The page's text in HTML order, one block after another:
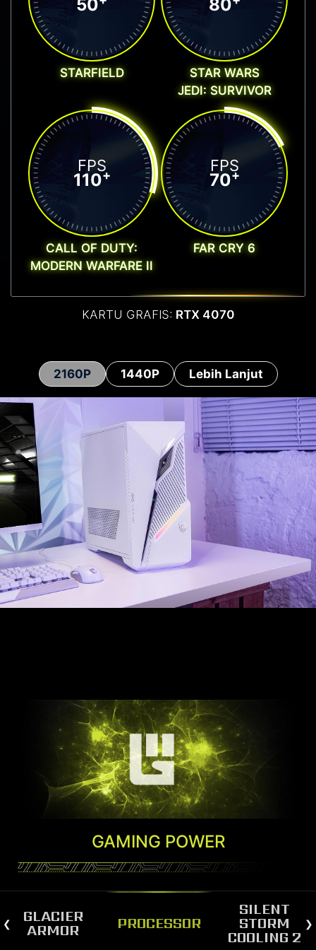
50
STARFIELD
80
STAR WARS
JEDI: SURVIVOR
FPS
110+
CALL OF DUTY:
MODERN WARFARE II
FPS
70+
FAR CRY 6
KARTU GRAFIS: RTX 4070
2160P 1440P Lebih Lanjut
GAMING POWER
GLACIER
ARMOR PROCESSOR
SILENT
STORM
COOLING 2